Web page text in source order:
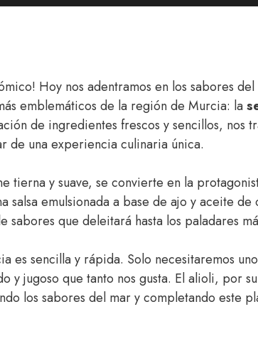
Hoy nos adentramos en los sabores
emblemáticos de la región de Murcia: la
de ingredientes frescos y sencillos, nos
de una experiencia culinaria única.
tierna y suave, se convierte en la
salsa emulsionada a base de ajo y aceite
sabores que deleitará hasta los paladares
es sencilla y rápida. Solo necesitaremos
y jugoso que tanto nos gusta. El alioli, por
los sabores del mar y completando este